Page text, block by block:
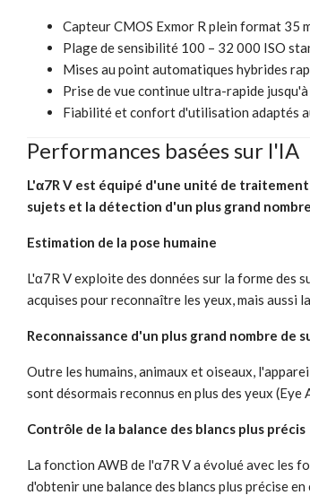
Capteur CMOS Exmor R plein format 35
Plage de sensibilité 100 – 32 000 ISO
Mises au point automatiques hybrides
Prise de vue continue ultra-rapide
Fiabilité et confort d'utilisation adaptés
Performances basées sur l'IA
L'α7R V est équipé d'une unité de
sujets et la détection d'un plus grand
Estimation de la pose humaine
L'α7R V exploite des données sur la forme des
acquises pour reconnaître les yeux, mais
Reconnaissance d'un plus grand nombre de
Outre les humains, animaux et oiseaux,
sont désormais reconnus en plus des yeux
Contrôle de la balance des blancs plus précis
La fonction AWB de l'α7R V a évolué avec les
d'obtenir une balance des blancs plus précise